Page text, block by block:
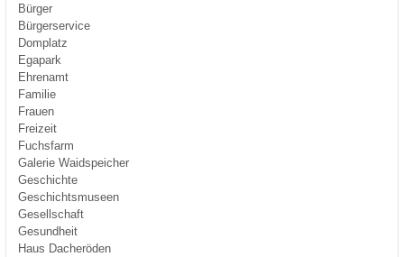
Bürger
Bürgerservice
Domplatz
Egapark
Ehrenamt
Familie
Frauen
Freizeit
Fuchsfarm
Galerie Waidspeicher
Geschichte
Geschichtsmuseen
Gesellschaft
Gesundheit
Haus Dacheröden